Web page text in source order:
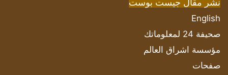
نشر مقال جيست بوست
English
صحيفة 24 لمعلوماتك
مؤسسة اشراق العالم
صفحات